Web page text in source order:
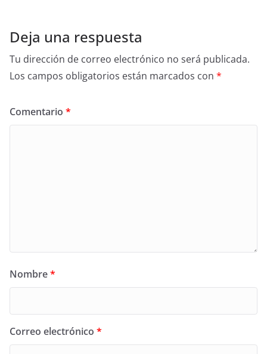
Deja una respuesta
Tu dirección de correo electrónico no será publicada.
Los campos obligatorios están marcados con *
Comentario *
Nombre*
Correo electrónico *